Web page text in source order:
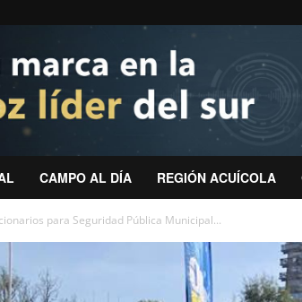
CAMPO AL DÍA REGIÓN ACUÍCOLA
para Seguridad Pública Municipal...